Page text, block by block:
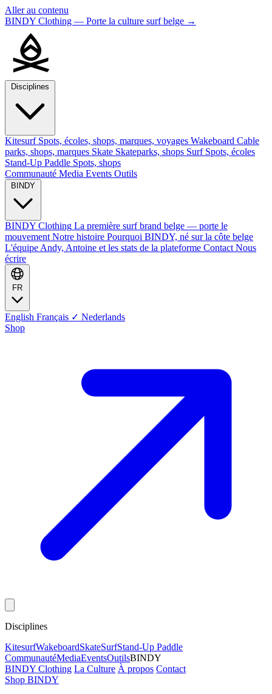
Aller au contenu
BINDY Clothing — Porte la culture surf belge →
Kitesurf Spots, écoles, shops, marques, voyages Wakeboard Cable
parks, shops, marques Skate Skateparks, shops Surf Spots, écoles
Stand-Up Paddle Spots, shops
Communauté Media Events Outils
BINDY Clothing La première surf brand belge — porte le
mouvement Notre histoire Pourquoi BINDY, né sur la côte belge
L'équipe Andy, Antoine et les stats de la plateforme Contact Nous
écrire
English Français ✓ Nederlands
Shop
Disciplines
KitesurfWakeboardSkateSurfStand-Up Paddle
CommunautéMediaEventsOutilsBINDY
BINDY Clothing La Culture À propos Contact
Shop BINDY